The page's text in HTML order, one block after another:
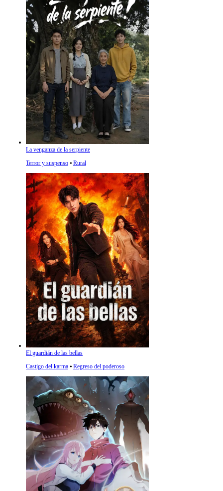
La venganza de la serpiente
Terror y suspenso ⦁ Rural
El guardián de las bellas
Castigo del karma ⦁ Regreso del poderoso